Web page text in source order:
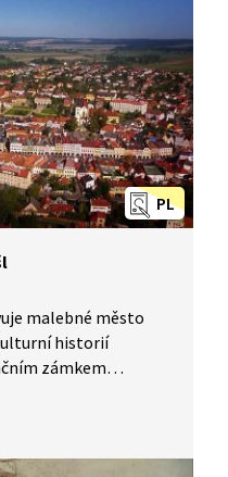
PL
malebné město
historií
zámkem
republice
zámku